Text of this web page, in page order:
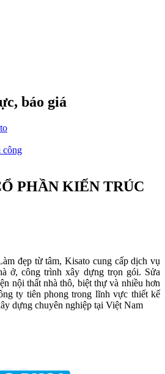
báo giá
công
PHẦN KIẾN TRÚC
đẹp từ tâm, Kisato cung cấp dịch vụ
ở, công trình xây dựng trọn gói. Sửa
nội thất nhà thô, biệt thự và nhiều hơn
ty tiên phong trong lĩnh vực thiết kế
dựng chuyên nghiệp tại Việt Nam